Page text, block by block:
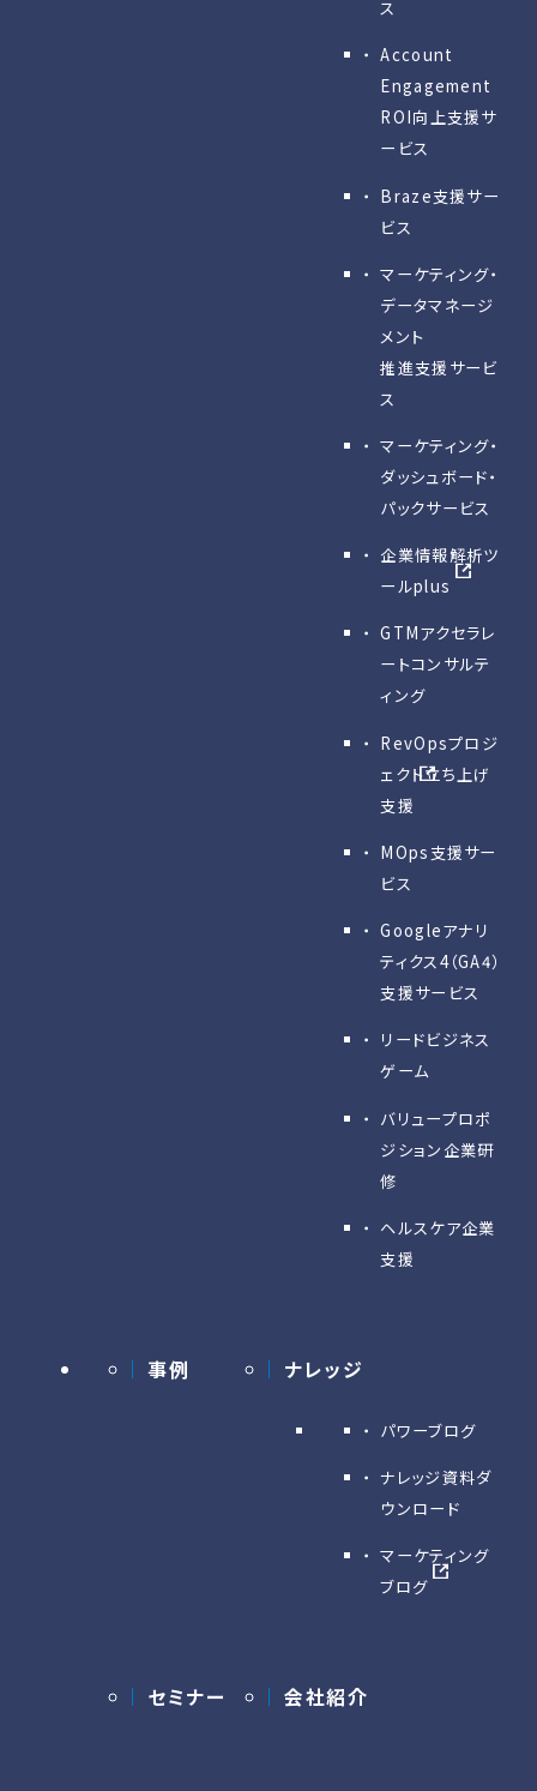
ス
Account
Engagement
ROI向上支援サ
ービス
Braze支援サー
ビス
マーケティング・
データマネージ
メント
推進支援サービ
ス
マーケティング・
ダッシュボード・
パックサービス
企業情報解析ツ
ールplus
GTMアクセラレ
ートコンサルテ
ィング
RevOpsプロジ
ェクト立ち上げ
支援
MOps支援サー
ビス
Googleアナリ
ティクス4（GA4）
支援サービス
リードビジネス
ゲーム
バリュープロポ
ジション企業研
修
ヘルスケア企業
支援
事例 ナレッジ
パワーブログ
ナレッジ資料ダ
ウンロード
マーケティング
ブログ
セミナー 会社紹介